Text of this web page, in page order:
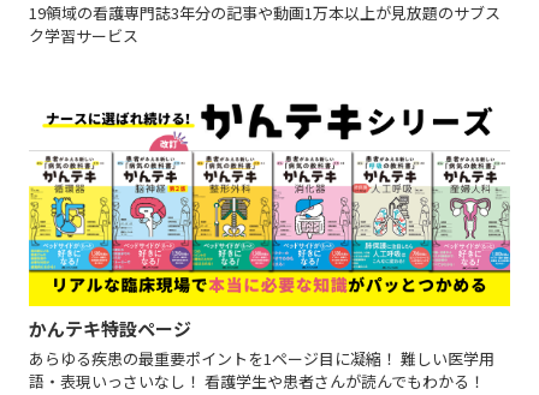
19領域の看護専門誌3年分の記事や動画1万本以上が見放題のサブス
ク学習サービス
かんテキ特設ページ
あらゆる疾患の最重要ポイントを1ページ目に凝縮！ 難しい医学用
語・表現いっさいなし！ 看護学生や患者さんが読んでもわかる！